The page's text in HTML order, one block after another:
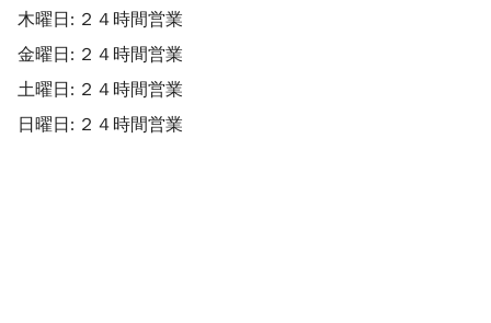
木曜日: ２４時間営業
金曜日: ２４時間営業
土曜日: ２４時間営業
日曜日: ２４時間営業